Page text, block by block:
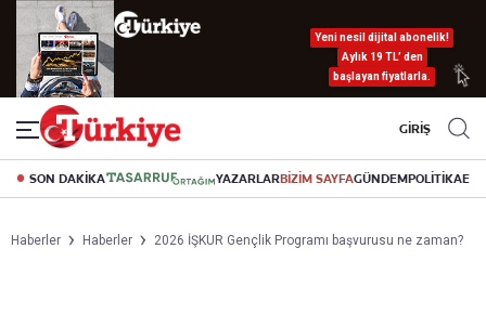
Yeni nesil dijital abonelik!
Aylık 19 TL’ den
başlayan fiyatlarla.
GİRİŞ
SON DAKİKA YAZARLARBİZİM SAYFAGÜNDEMPOLİTİKA
Haberler Haberler 2026 İŞKUR Gençlik Programı başvurusu ne zaman?